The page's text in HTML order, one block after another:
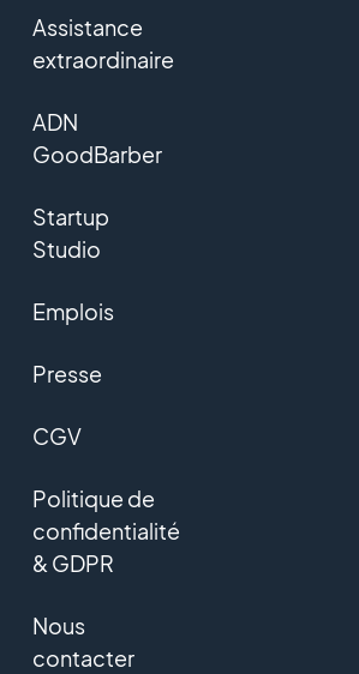
Assistance
extraordinaire
ADN
GoodBarber
Startup
Studio
Emplois
Presse
CGV
Politique de
confidentialité
& GDPR
Nous
contacter